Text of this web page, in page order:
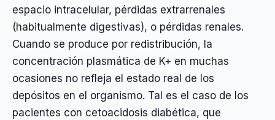
espacio intracelular, pérdidas extrarrenales
(habitualmente digestivas), o pérdidas renales.
Cuando se produce por redistribución, la
concentración plasmática de K+ en muchas
ocasiones no refleja el estado real de los
depósitos en el organismo. Tal es el caso de los
pacientes con cetoacidosis diabética, que